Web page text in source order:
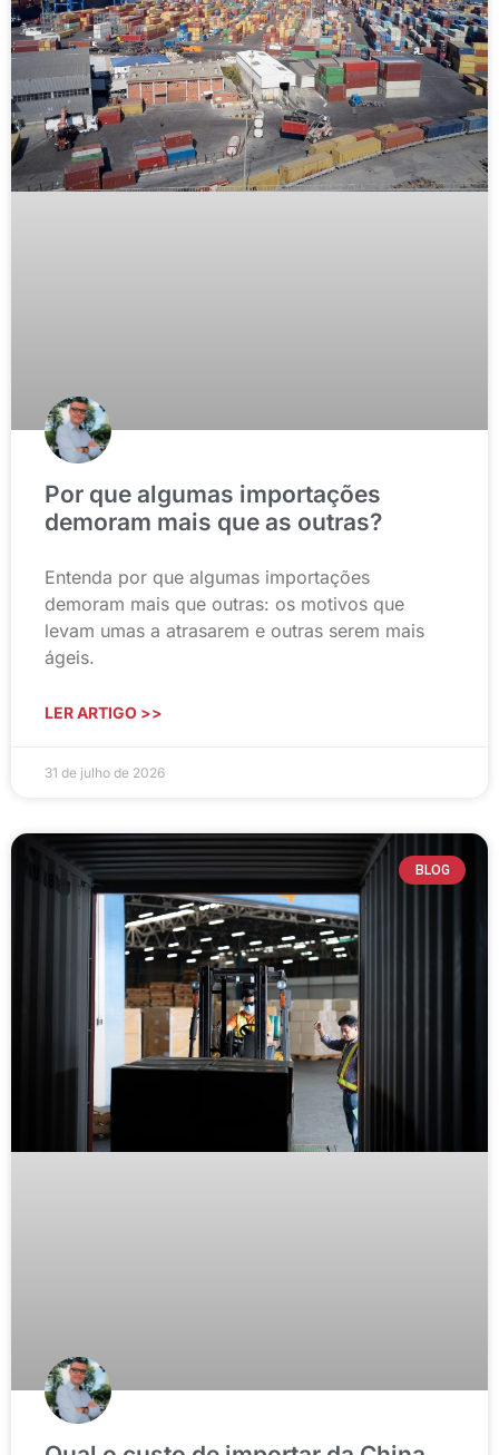
Por que algumas importações
demoram mais que as outras?
Entenda por que algumas importações
demoram mais que outras: os motivos que
levam umas a atrasarem e outras serem mais
ágeis.
LER ARTIGO >>
31 de julho de 2026
BLOG